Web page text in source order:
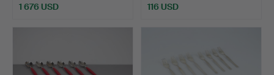
1 676 USD 116 USD